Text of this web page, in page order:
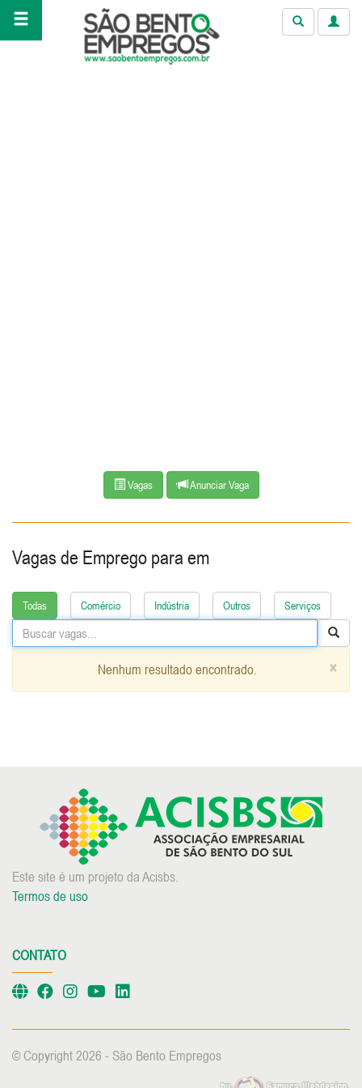
Vagas Anunciar Vaga
Vagas de Emprego para em
Todas Comércio Indústria Outros Serviços
×
Nenhum resultado encontrado.
Este site é um projeto da Acisbs.
Termos de uso
CONTATO
© Copyright 2026 - São Bento Empregos